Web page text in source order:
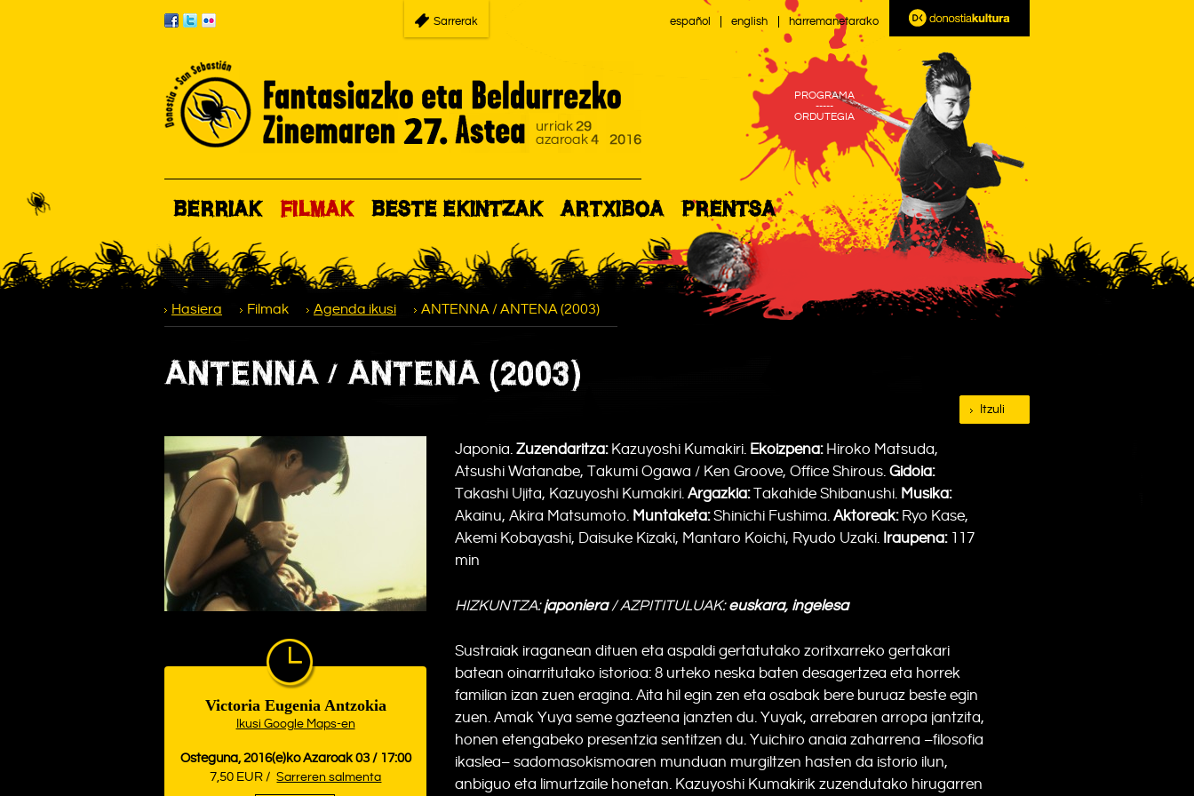
Sarrerak harremanetarako
español english
PROGRAMA
-----
ORDUTEGIA
BERRIAK FILMAK BESTE EKINTZAK ARTXIBOA PRENTSA
Hasiera Filmak Agenda ikusi ANTENNA / ANTENA (2003)
ANTENNA / ANTENA (2003)
Itzuli
Victoria Eugenia Antzokia
Ikusi Google Maps-en
Osteguna, 2016(e)ko Azaroak 03 / 17:00
7,50 EUR / Sarreren salmenta
Japonia. Zuzendaritza:Kazuyoshi Kumakiri. Ekoizpena:Hiroko Matsuda,
Atsushi Watanabe, Takumi Ogawa / Ken Groove, Office Shirous. Gidoia:
Takashi Ujita, Kazuyoshi Kumakiri. Argazkia:Takahide Shibanushi. Musika:
Akainu, Akira Matsumoto. Muntaketa:Shinichi Fushima. Aktoreak:Ryo Kase,
Akemi Kobayashi, Daisuke Kizaki, Mantaro Koichi, Ryudo Uzaki. Iraupena:117
min
HIZKUNTZA:japoniera/ AZPITITULUAK:euskara, ingelesa
Sustraiak iraganean dituen eta aspaldi gertatutako zoritxarreko gertakari
batean oinarritutako istorioa: 8 urteko neska baten desagertzea eta horrek
familian izan zuen eragina. Aita hil egin zen eta osabak bere buruaz beste egin
zuen. Amak Yuya seme gazteena janzten du. Yuyak, arrebaren arropa jantzita,
honen etengabeko presentzia sentitzen du. Yuichiro anaia zaharrena –filosofia
ikaslea– sadomasokismoaren munduan murgiltzen hasten da istorio ilun,
anbiguo eta limurtzaile honetan. Kazuyoshi Kumakirik zuzendutako hirugarren